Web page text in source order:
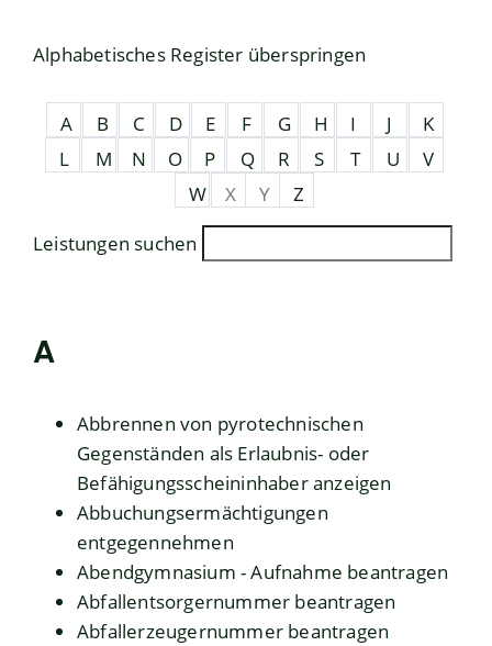
Alphabetisches Register überspringen
A B C D E F G H I J
K
L
M N O P Q R S T U
V
W
X Y
Z
Leistungen suchen
A
Abbrennen von pyrotechnischen
Gegenständen als Erlaubnis- oder
Befähigungsscheininhaber anzeigen
Abbuchungsermächtigungen
entgegennehmen
Abendgymnasium - Aufnahme beantragen
Abfallentsorgernummer beantragen
Abfallerzeugernummer beantragen